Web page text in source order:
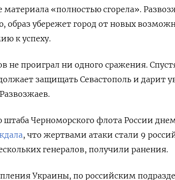
материала «полностью сгорела».
образ убережет город от новых
к успеху.
не проиграл ни одного сражения.
защищать Севастополь и дарит
Черноморского флота России
, что жертвами атаки стали 9
генералов, получили ранения.
Украины, по российским